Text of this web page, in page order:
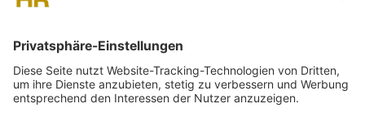
sich nun diese unterschiedliche Beziehungsqualität auf die